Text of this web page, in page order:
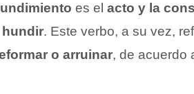
es el acto y la
hundir. Este verbo, a su vez,
o arruinar, de acuerdo